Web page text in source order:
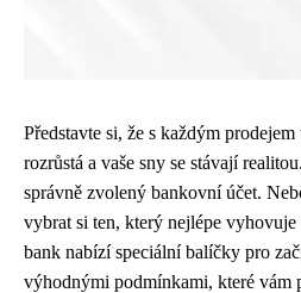
Představte si, že s každým
rozrůstá a vaše sny se stávají
správně zvolený bankovní účet.
vybrat si ten, který nejlépe
bank nabízí speciální balíčky pro
výhodnými podmínkami, které vám